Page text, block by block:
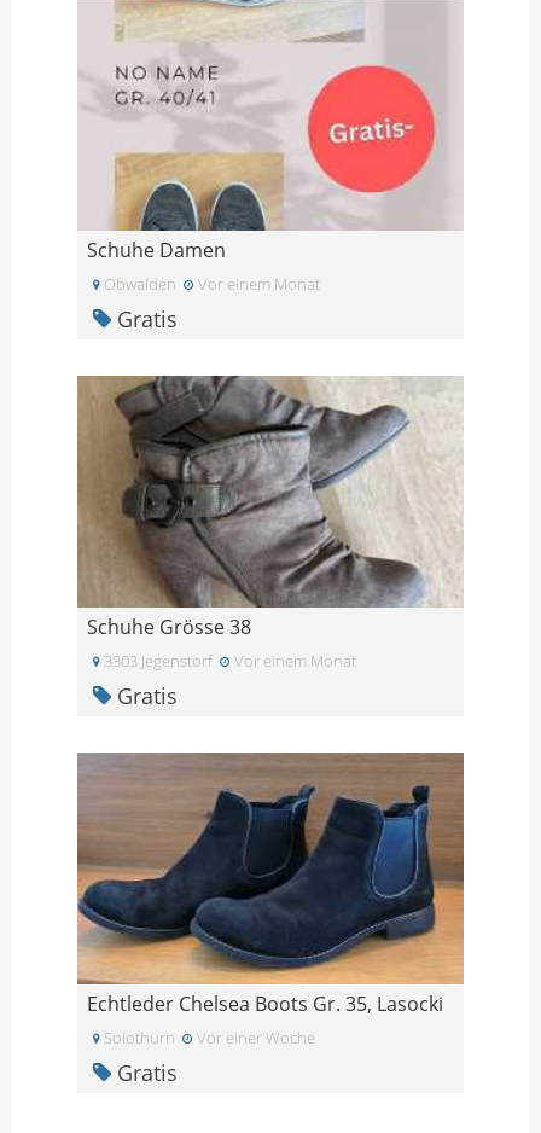
Schuhe Damen
Obwalden Vor einem Monat
Gratis
Schuhe Grösse 38
3303 Jegenstorf Vor einem Monat
Gratis
Echtleder Chelsea Boots Gr. 35, Lasocki
Solothurn Vor einer Woche
Gratis